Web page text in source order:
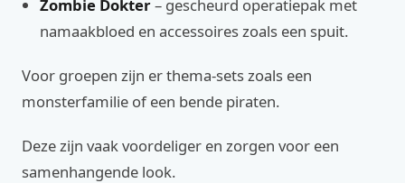
Zombie Dokter– gescheurd operatiepak met
namaakbloed en accessoires zoals een spuit.
Voor groepen zijn er thema-sets zoals een
monsterfamilie of een bende piraten.
Deze zijn vaak voordeliger en zorgen voor een
samenhangende look.